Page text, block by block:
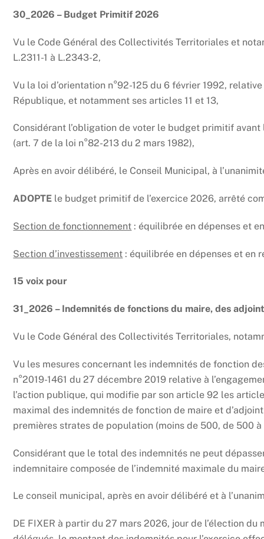
30_2026 – Budget Primitif 2026
Vu le Code Général des Collectivités Territoriales et
L.2311-1 à L.2343-2,
Vu la loi d’orientation n°92-125 du 6 février 1992,
République, et notamment ses articles 11 et 13,
Considérant l’obligation de voter le budget primitif
(art. 7 de la loi n°82-213 du 2 mars 1982),
Après en avoir délibéré, le Conseil Municipal, à
ADOPTE le budget primitif de l’exercice 2026, arrêté
Section de fonctionnement : équilibrée en dépenses et
Section d’investissement : équilibrée en dépenses et en
15 voix pour
31_2026 – Indemnités de fonctions du maire, des
Vu le Code Général des Collectivités Territoriales,
Vu les mesures concernant les indemnités de fonction
n°2019-1461 du 27 décembre 2019 relative à
l’action publique, qui modifie par son article 92 les
maximal des indemnités de fonction de maire et
premières strates de population (moins de 500, de 500
Considérant que le total des indemnités ne peut
indemnitaire composée de l’indemnité maximale du
Le conseil municipal, après en avoir délibéré et à
DE FIXER à partir du 27 mars 2026, jour de l’élection